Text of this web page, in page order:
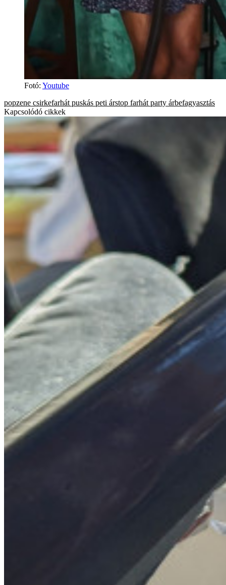
Fotó: Youtube
popzene csirkefarhát puskás peti árstop farhát party árbefagyasztás
Kapcsolódó cikkek